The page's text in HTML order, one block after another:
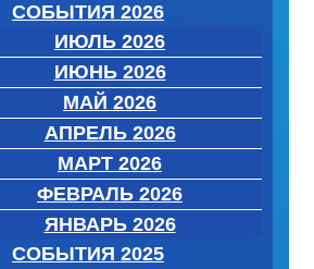
СОБЫТИЯ 2026
ИЮЛЬ 2026
ИЮНЬ 2026
МАЙ 2026
АПРЕЛЬ 2026
МАРТ 2026
ФЕВРАЛЬ 2026
ЯНВАРЬ 2026
СОБЫТИЯ 2025